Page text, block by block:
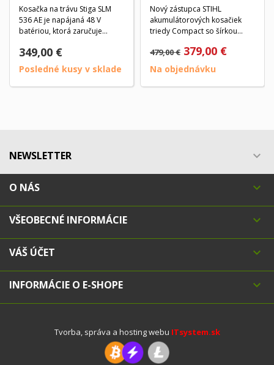
Kosačka na trávu Stiga SLM
536 AE je napájaná 48 V
batériou, ktorá zaručuje
349,00 €
Posledné kusy v sklade
Nový zástupca STIHL
akumulátorových kosačiek
triedy Compact so šírkou
malým...
479,00 € 379,00 €
Na objednávku
NEWSLETTER 
O NÁS 
VŠEOBECNÉ INFORMÁCIE 
VÁŠ ÚČET 
INFORMÁCIE O E-SHOPE 
Tvorba, správa a hosting webu ITsystem.sk